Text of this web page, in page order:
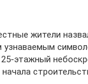
жители
узнаваемым
этажный